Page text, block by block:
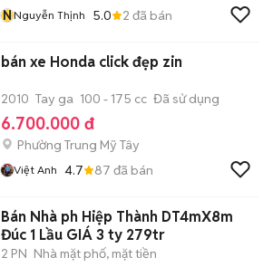
NNguyễn Thịnh 5.0 2 đã bán
bán xe Honda click đẹp zin
2010 Tay ga 100 - 175 cc Đã sử dụng
6.700.000 đ
Phường Trung Mỹ Tây
Việt Anh 4.7 87 đã bán
Bán Nhà ph Hiệp Thành DT4mX8m
Đúc 1 Lầu GIÁ 3 ty 279tr
2 PN Nhà mặt phố, mặt tiền